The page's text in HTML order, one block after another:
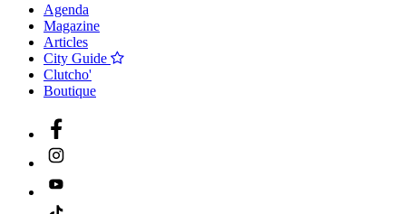
Agenda
Magazine
Articles
City Guide
Clutcho'
Boutique